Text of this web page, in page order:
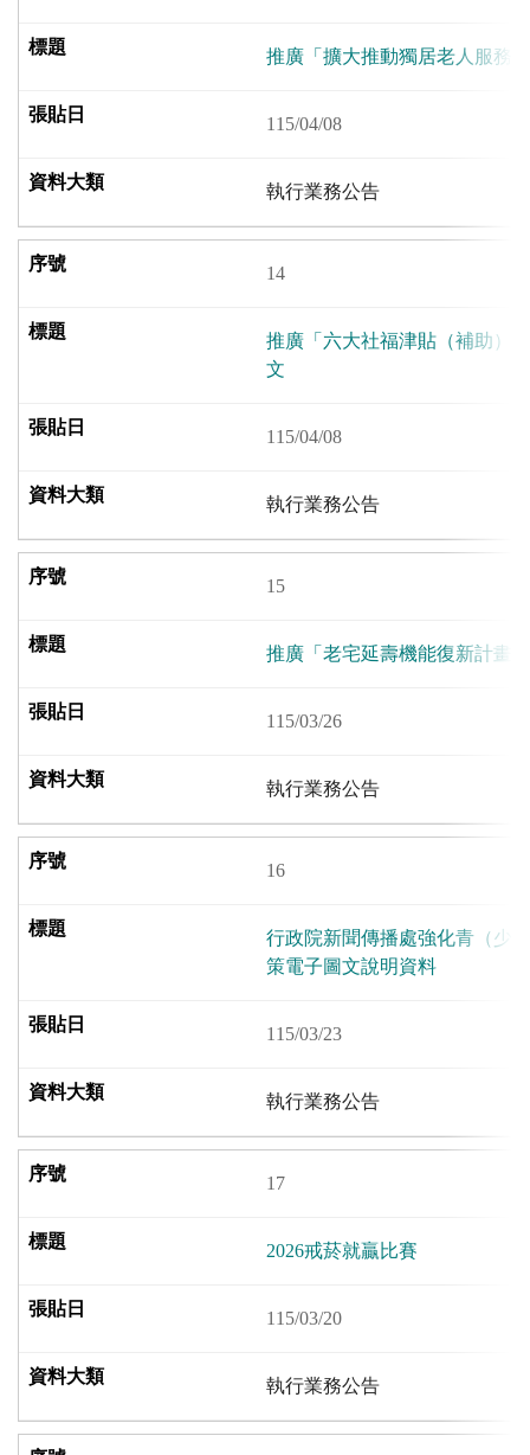
推廣「擴大推動獨居老人服務
115/04/08
執行業務公告
14
推廣「六大社福津貼（補助）
文
115/04/08
執行業務公告
15
推廣「老宅延壽機能復新計畫
115/03/26
執行業務公告
16
行政院新聞傳播處強化青（少
策電子圖文說明資料
115/03/23
執行業務公告
17
2026戒菸就贏比賽
115/03/20
執行業務公告